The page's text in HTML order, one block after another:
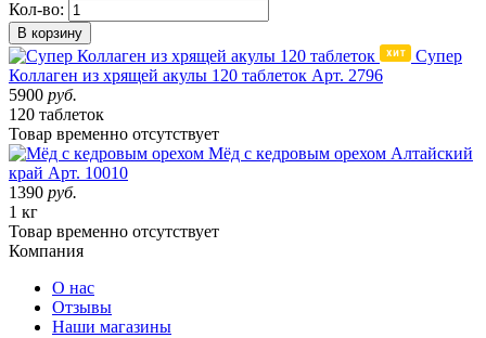
Кол-во:
В корзину
Супер
Коллаген из хрящей акулы 120 таблеток Арт. 2796
5900 руб.
120 таблеток
Товар временно отсутствует
Мёд с кедровым орехом Алтайский
край Арт. 10010
1390 руб.
1 кг
Товар временно отсутствует
Компания
О нас
Отзывы
Наши магазины